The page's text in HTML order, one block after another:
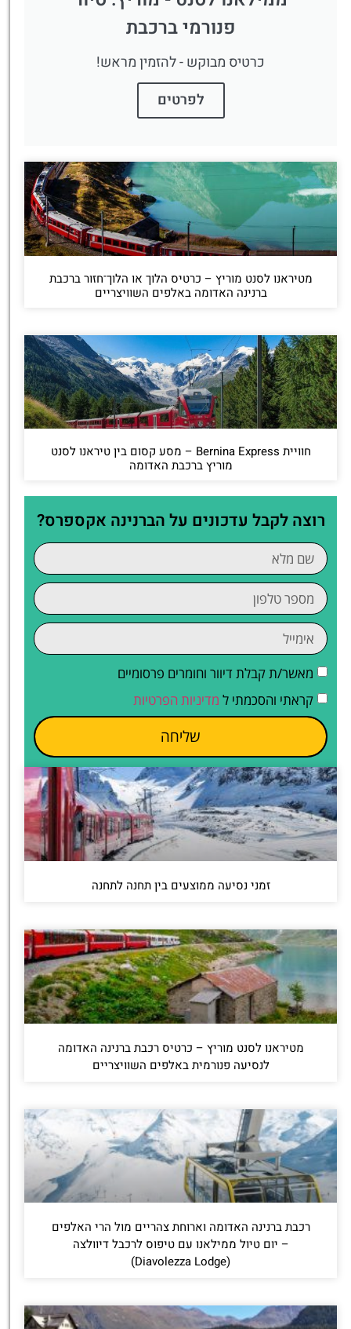
פנורמי ברכבת
כרטיס מבוקש - להזמין מראש!
לפרטים
מטיראנו לסנט מוריץ – כרטיס הלוך או הלוך־חזור ברכבת
ברנינה האדומה באלפים השוויצריים
חוויית Bernina Express – מסע קסום בין טיראנו לסנט
מוריץ ברכבת האדומה
רוצה לקבל עדכונים על הברנינה אקספרס?
מאשר/ת קבלת דיוור וחומרים פרסומיים
קראתי והסכמתי ל מדיניות הפרטיות
שליחה
זמני נסיעה ממוצעים בין תחנה לתחנה
מטיראנו לסנט מוריץ – כרטיס רכבת ברנינה האדומה
לנסיעה פנורמית באלפים השוויצריים
רכבת ברנינה האדומה וארוחת צהריים מול הרי האלפים
– יום טיול ממילאנו עם טיפוס לרכבל דיוולצה
(Diavolezza Lodge)